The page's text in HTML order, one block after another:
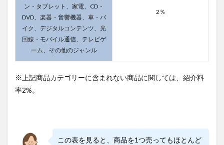
ン・タブレット、家電、CD・
DVD、楽器・音響機器、車・バ
イク、デジタルコンテンツ、光
回線・モバイル通信、テレビゲ
ーム、その他のジャンル
2％
※ 上記商品カテゴリーに含まれない商品に関しては、紹介料
率2%。
この表を見ると、商品を1つ売ってもほとんど